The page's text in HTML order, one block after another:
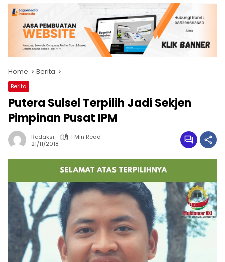
Home Berita
Berita
Putera Sulsel Terpilih Jadi Sekjen
Pimpinan Pusat IPM
Redaksi
1 Min Read
21/11/2018